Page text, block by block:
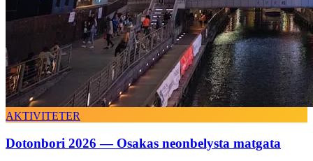
AKTIVITETER
Dotonbori 2026 — Osakas neonbelysta matgata